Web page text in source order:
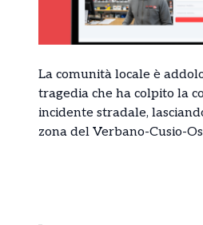
La comunità locale è
tragedia che ha colpito la
incidente stradale,
zona del Verbano-Cusio-